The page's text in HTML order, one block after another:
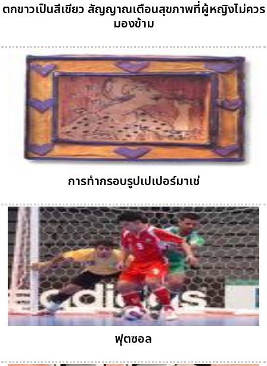
ตกขาวเป็นสีเขียว สัญญาณเตือนสุขภาพที่ผู้หญิงไม่ควร
มองข้าม
การทำกรอบรูปเปเปอร์มาเช่
ฟุตซอล